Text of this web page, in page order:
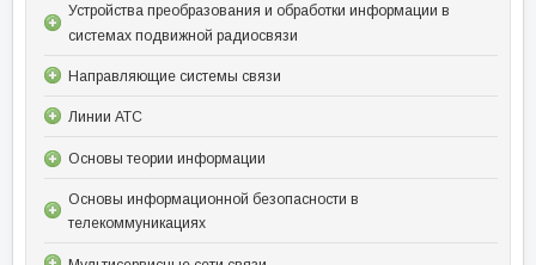
Устройства преобразования и обработки информации в
системах подвижной радиосвязи
Направляющие системы связи
Линии АТС
Основы теории информации
Основы информационной безопасности в
телекоммуникациях